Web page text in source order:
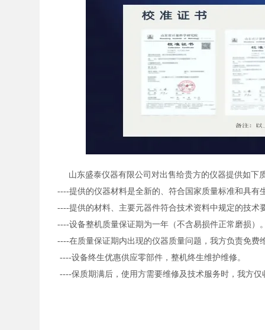
山东盛泰仪器有限公司对出售给贵方的仪器提供如下
----提供的仪器材料是全新的、符合国家质量标准和具有
----提供的材料、主要元器件符合技术资料中规定的技术
----设备整机质量保证期为一年（不含易损件正常磨损）
----在质量保证期内出现的仪器质量问题，我方负责免
----设备终生优惠供应零部件，整机终生维护维修。
----保质期满后，使用方需要维修及技术服务时，我方仅